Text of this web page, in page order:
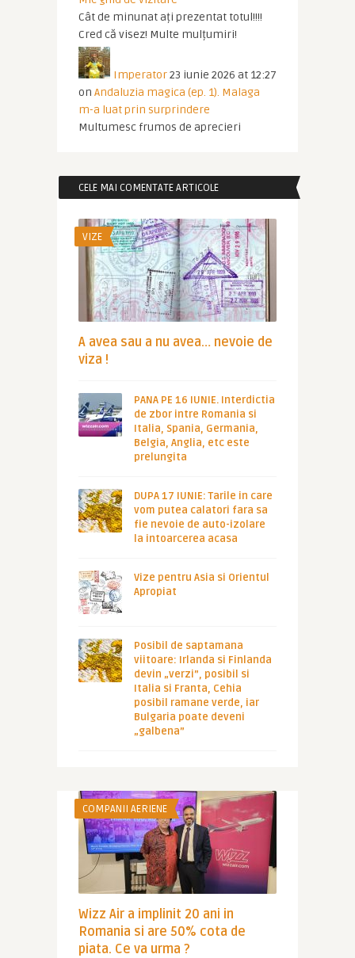
Cât de minunat ați prezentat totul!!!!
Cred că visez! Multe mulțumiri!
Imperator23 iunie 2026 at 12:27
on Andaluzia magica (ep. 1). Malaga
m-a luat prin surprindere
Multumesc frumos de aprecieri
CELE MAI COMENTATE ARTICOLE
VIZE
A avea sau a nu avea… nevoie de
viza !
PANA PE 16 IUNIE. Interdictia
de zbor intre Romania si
Italia, Spania, Germania,
Belgia, Anglia, etc este
prelungita
DUPA 17 IUNIE: Tarile in care
vom putea calatori fara sa
fie nevoie de auto-izolare
la intoarcerea acasa
Vize pentru Asia si Orientul
Apropiat
Posibil de saptamana
viitoare: Irlanda si Finlanda
devin „verzi”, posibil si
Italia si Franta, Cehia
posibil ramane verde, iar
Bulgaria poate deveni
„galbena”
COMPANII AERIENE
Wizz Air a implinit 20 ani in
Romania si are 50% cota de
piata. Ce va urma ?